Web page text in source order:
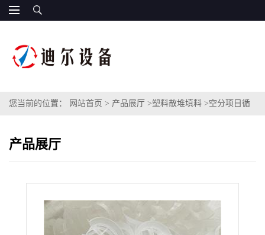
您当前的位置： 网站首页 > 产品展厅 >塑料散堆填料 >空分项目循
产品展厅